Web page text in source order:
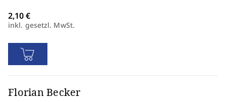
inkl. gesetzl. MwSt.
Florian Becker